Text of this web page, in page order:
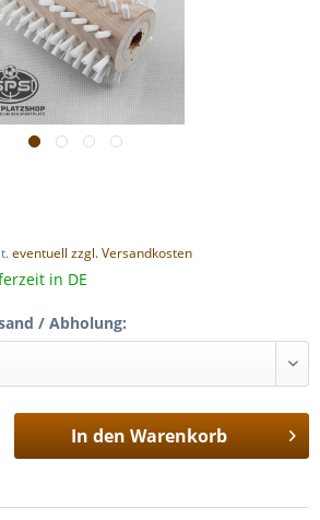
eventuell zzgl. Versandkosten
in DE
/ Abholung:
In den Warenkorb